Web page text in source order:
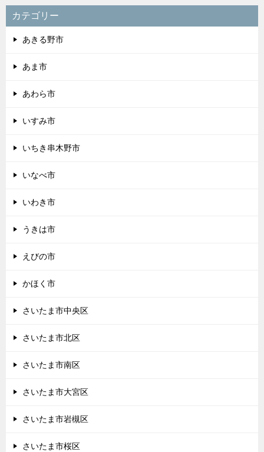
カテゴリー
あきる野市
あま市
あわら市
いすみ市
いちき串木野市
いなべ市
いわき市
うきは市
えびの市
かほく市
さいたま市中央区
さいたま市北区
さいたま市南区
さいたま市大宮区
さいたま市岩槻区
さいたま市桜区